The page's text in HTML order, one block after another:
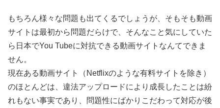
もちろん様々な問題も出てくるでしょうが、そもそも動画
サイトは最初から問題だらけで、そんなこと気にしていた
ら日本でYou Tubeに対抗できる動画サイトなんてできま
せん。
現在ある動画サイト（Netflixのような有料サイトを除き）
のほとんどは、違法アップロードにより成長したことは紛
れもない事実であり、問題性にばかりこだわって対応が後